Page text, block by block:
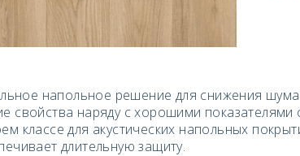
напольное решение для снижения
свойства наряду с хорошими
классе для акустических напольных
длительную защиту.